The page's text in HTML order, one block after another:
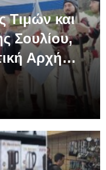
και
Σουλίου,
Αρχή…